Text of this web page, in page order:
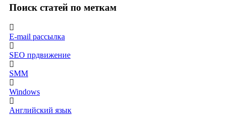
Поиск статей по меткам
E-mail рассылка
SEO прдвижение
SMM
Windows
Английский язык